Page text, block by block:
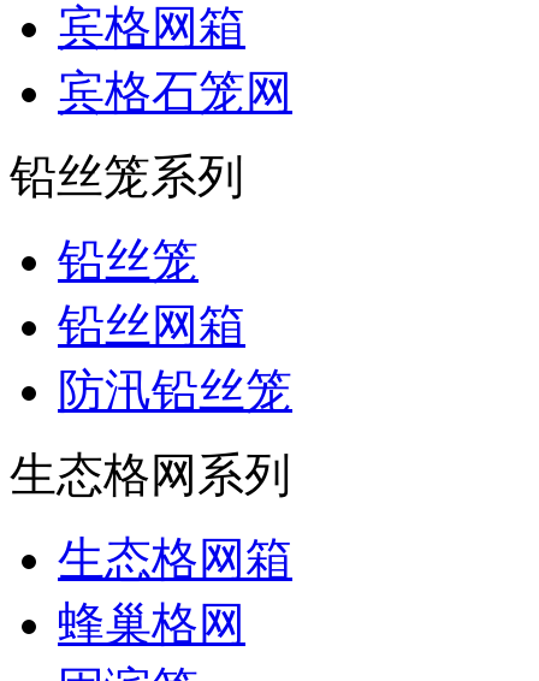
宾格网箱
宾格石笼网
铅丝笼系列
铅丝笼
铅丝网箱
防汛铅丝笼
生态格网系列
生态格网箱
蜂巢格网